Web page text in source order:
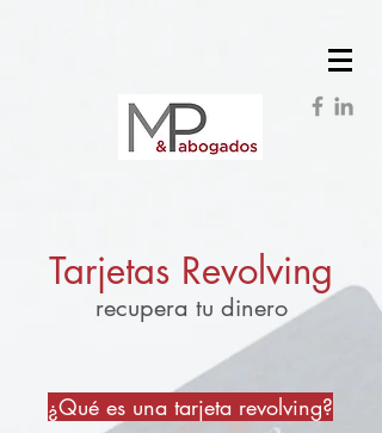
Tarjetas Revolving
recupera tu dinero
¿Qué es una tarjeta revolving?